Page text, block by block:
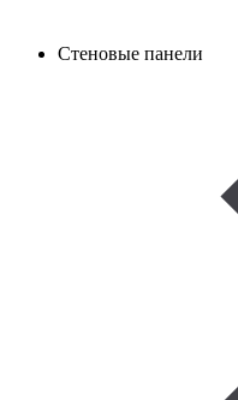
Стеновые панели